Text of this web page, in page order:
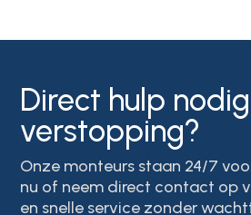
Direct hulp
verstopping?
Onze monteurs staan 24/7
nu of neem direct contact op
en snelle service zonder